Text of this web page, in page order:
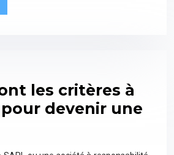
les critères à
devenir une